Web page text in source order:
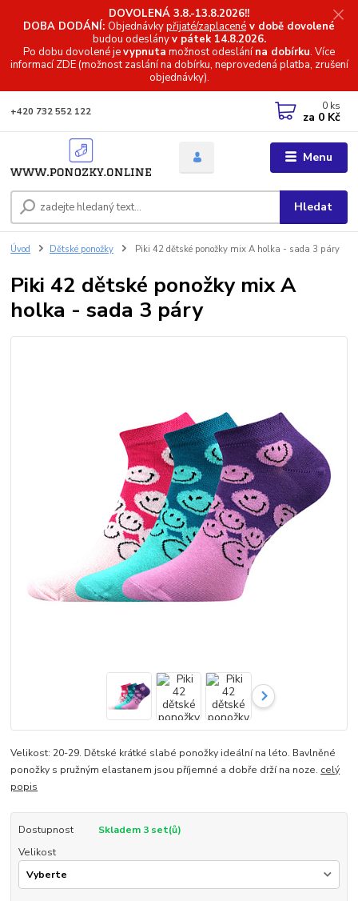
DOVOLENÁ 3.8.-13.8.2026!!
DOBA DODÁNÍ: Objednávkypřijaté/zaplacené v době dovolené
budou odeslányv pátek 14.8.2026.
Po dobu dovolené jevypnuta možnost odeslánína dobírku. Více
informacíZDE (možnost zaslání na dobírku, neprovedená platba, zrušení
objednávky).
Menu
Hledat
+420 732 552 122 0 ks
za 0 Kč
Úvod Dětské ponožky Piki 42 dětské ponožky mix A holka - sada 3 páry
Piki 42 dětské ponožky mix A
holka - sada 3 páry
Velikost: 20-29. Dětské krátké slabé ponožky ideální na léto. Bavlněné
ponožky s pružným elastanem jsou příjemné a dobře drží na noze. celý
popis
Dostupnost
Skladem 3 set(ů)
Velikost